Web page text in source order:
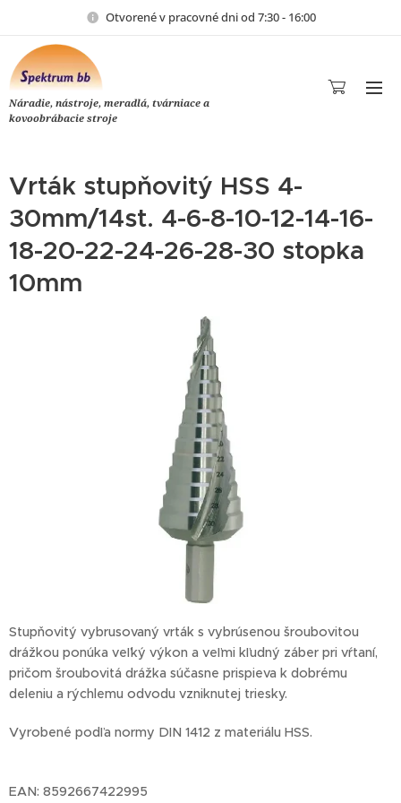
Otvorené v pracovné dni od 7:30 - 16:00
Náradie, nástroje, meradlá, tvárniace a
kovoobrábacie stroje
Vrták stupňovitý HSS 4-
30mm/14st. 4-6-8-10-12-14-16-
18-20-22-24-26-28-30 stopka
10mm
Stupňovitý vybrusovaný vrták s vybrúsenou šroubovitou
drážkou ponúka veľký výkon a veľmi kľudný záber pri vŕtaní,
pričom šroubovitá drážka súčasne prispieva k dobrému
deleniu a rýchlemu odvodu vzniknutej triesky.
Vyrobené podľa normy DIN 1412 z materiálu HSS.
EAN: 8592667422995